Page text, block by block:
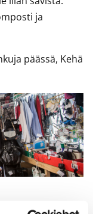
ja
päässä, Kehä